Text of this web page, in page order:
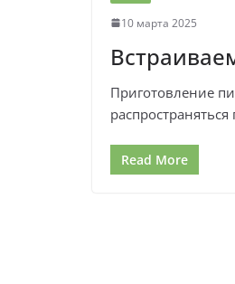
10 марта 2025
Приготовление
Read More